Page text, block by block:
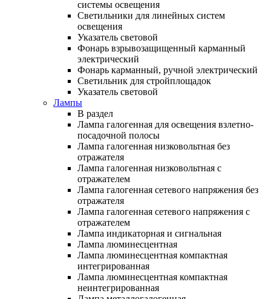
системы освещения
Светильники для линейных систем
освещения
Указатель световой
Фонарь взрывозащищенный карманный
электрический
Фонарь карманный, ручной электрический
Светильник для стройплощадок
Указатель световой
Лампы
В раздел
Лампа галогенная для освещения взлетно-
посадочной полосы
Лампа галогенная низковольтная без
отражателя
Лампа галогенная низковольтная с
отражателем
Лампа галогенная сетевого напряжения без
отражателя
Лампа галогенная сетевого напряжения с
отражателем
Лампа индикаторная и сигнальная
Лампа люминесцентная
Лампа люминесцентная компактная
интегрированная
Лампа люминесцентная компактная
неинтегрированная